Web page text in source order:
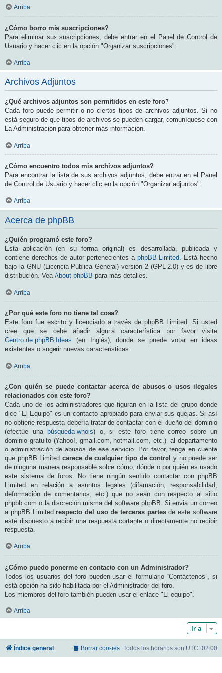
Arriba
¿Cómo borro mis suscripciones?
Para eliminar sus suscripciones, debe entrar en el Panel de Control de
Usuario y hacer clic en la opción "Organizar suscripciones".
Arriba
Archivos Adjuntos
¿Qué archivos adjuntos son permitidos en este foro?
Cada foro puede permitir o no ciertos tipos de archivos adjuntos. Si no
está seguro de que tipos de archivos se pueden cargar, comuníquese con
La Administración para obtener más información.
Arriba
¿Cómo encuentro todos mis archivos adjuntos?
Para encontrar la lista de sus archivos adjuntos, debe entrar en el Panel
de Control de Usuario y hacer clic en la opción "Organizar adjuntos".
Arriba
Acerca de phpBB
¿Quién programó este foro?
Esta aplicación (en su forma original) es desarrollada, publicada y
contiene derechos de autor pertenecientes a phpBB Limited. Está hecho
bajo la GNU (Licencia Pública General) versión 2 (GPL-2.0) y es de libre
distribución. Vea About phpBB para más detalles.
Arriba
¿Por qué este foro no tiene tal cosa?
Este foro fue escrito y licenciado a través de phpBB Limited. Si usted
cree que se debe añadir alguna característica por favor visite
Centro de phpBB Ideas (en Inglés), donde se puede votar en ideas
existentes o sugerir nuevas características.
Arriba
¿Con quién se puede contactar acerca de abusos o usos ilegales
relacionados con este foro?
Cada uno de los administradores que figuran en la lista del grupo donde
dice "El Equipo" es un contacto apropiado para enviar sus quejas. Si así
no obtiene respuesta debería tratar de contactar con el dueño del dominio
(efectúe una
búsqueda whois) o, si este foro tiene correo sobre un
dominio gratuito (Yahoo!, gmail.com, hotmail.com, etc.), al departamento
o administración de abusos de ese servicio. Por favor, tenga en cuenta
que phpBB Limited carece de cualquier tipo de control y no puede ser
de ninguna manera responsable sobre cómo, dónde o por quién es usado
este sistema de foros. No tiene ningún sentido contactar con phpBB
Limited en relación a asuntos legales (difamación, responsabilidad,
deformación de comentarios, etc.) que no sean con respecto al sitio
phpbb.com o la discreción misma del software phpBB. Si envia un correo
a phpBB Limited respecto del uso de terceras partes de este software
esté dispuesto a recibir una respuesta cortante o directamente no recibir
respuesta.
Arriba
¿Cómo puedo ponerme en contacto con un Administrador?
Todos los usuarios del foro pueden usar el formulario “Contáctenos”, si
está opción ha sido habilitada por el Administrador del foro.
Los miembros del foro también pueden usar el enlace "El equipo".
Arriba
Ir a
Índice general Todos los horarios son UTC+02:00
Borrar cookies